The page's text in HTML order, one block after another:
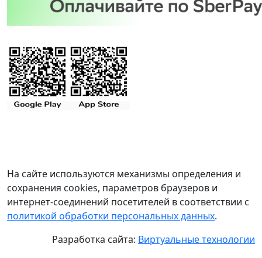
На сайте используются механизмы определения и
сохранения cookies, параметров браузеров и
интернет-соединений посетителей в соответствии с
политикой обработки персональных данных.
Разработка сайта: Виртуальные технологии